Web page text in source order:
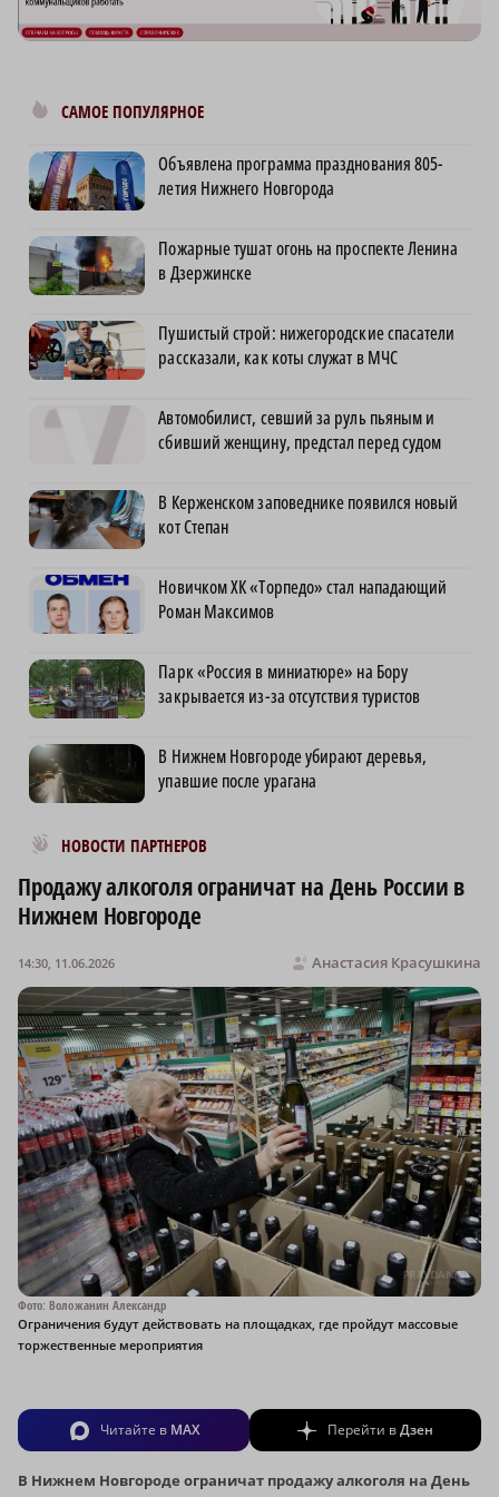
САМОЕ ПОПУЛЯРНОЕ
Объявлена программа празднования 805-
летия Нижнего Новгорода
Пожарные тушат огонь на проспекте Ленина
в Дзержинске
Пушистый строй: нижегородские спасатели
рассказали, как коты служат в МЧС
Автомобилист, севший за руль пьяным и
сбивший женщину, предстал перед судом
В Керженском заповеднике появился новый
кот Степан
Новичком ХК «Торпедо» стал нападающий
Роман Максимов
Парк «Россия в миниатюре» на Бору
закрывается из-за отсутствия туристов
В Нижнем Новгороде убирают деревья,
упавшие после урагана
НОВОСТИ ПАРТНЕРОВ
Новости МирТесен
Продажу алкоголя ограничат на День России в
Нижнем Новгороде
Анастасия Красушкина
14:30, 11.06.2026
Фото: Воложанин Александр
Ограничения будут действовать на площадках, где пройдут массовые
торжественные мероприятия
Читайте в MAX Перейти вДзен
В Нижнем Новгороде ограничат продажу алкоголя на День